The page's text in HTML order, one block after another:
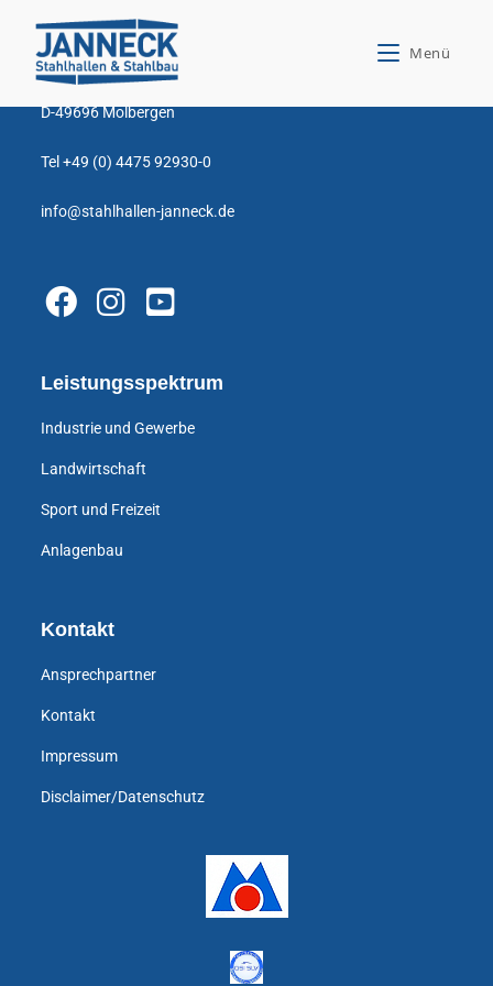
Menü
Stahlhallen Janneck GmbH
Zum Gewerbegebiet 23
D-49696 Molbergen
Tel +49 (0) 4475 92930-0
info@stahlhallen-janneck.de
Leistungsspektrum
Industrie und Gewerbe
Landwirtschaft
Sport und Freizeit
Anlagenbau
Kontakt
Ansprechpartner
Kontakt
Impressum
Disclaimer/Datenschutz